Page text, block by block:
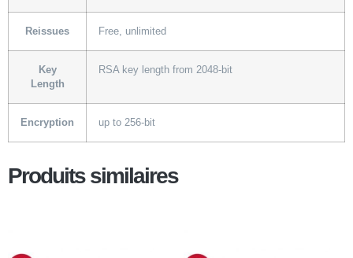
Reissues Free, unlimited
Key
Length
RSA key length from 2048-bit
Encryption up to 256-bit
Produits similaires